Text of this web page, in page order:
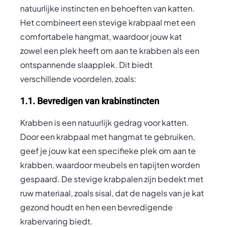
natuurlijke instincten en behoeften van katten.
Het combineert een stevige krabpaal met een
comfortabele hangmat, waardoor jouw kat
zowel een plek heeft om aan te krabben als een
ontspannende slaapplek. Dit biedt
verschillende voordelen, zoals:
1.1. Bevredigen van krabinstincten
Krabben is een natuurlijk gedrag voor katten.
Door een krabpaal met hangmat te gebruiken,
geef je jouw kat een specifieke plek om aan te
krabben, waardoor meubels en tapijten worden
gespaard. De stevige krabpalen zijn bedekt met
ruw materiaal, zoals sisal, dat de nagels van je kat
gezond houdt en hen een bevredigende
krabervaring biedt.